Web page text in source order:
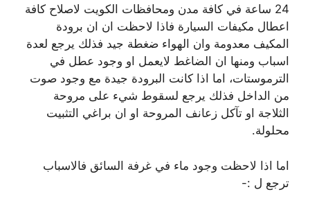
24 ساعة في كافة مدن ومحافظات الكويت لاصلاح كافة
اعطال مكيفات السيارة فاذا لاحظت ان ان برودة
المكيف معدومة وان الهواء ضغطة جيد فذلك يرجع لعدة
اسباب ومنها ان الضاغط لايعمل او وجود عطل في
الترموستات، اما اذا كانت البرودة جيدة مع وجود صوت
من الداخل فذلك يرجع لسقوط شيء على مروحة
الثلاجة او تآكل زعانف المروحة او ان براغي التثبيت
محلولة.
اما اذا لاحظت وجود ماء في غرفة السائق فالاسباب
ترجع ل :-